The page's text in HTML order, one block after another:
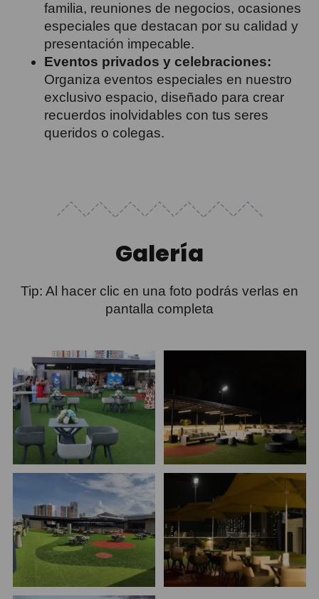
familia, reuniones de negocios, ocasiones
especiales que destacan por su calidad y
presentación impecable.
Eventos privados y celebraciones:
Organiza eventos especiales en nuestro
exclusivo espacio, diseñado para crear
recuerdos inolvidables con tus seres
queridos o colegas.
Galería
Tip: Al hacer clic en una foto podrás verlas en
pantalla completa